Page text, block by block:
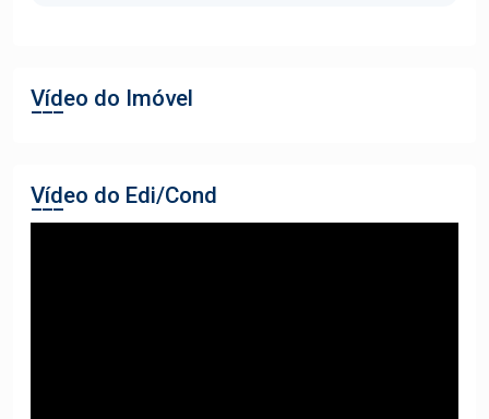
Vídeo do Imóvel
Vídeo do Edi/Cond